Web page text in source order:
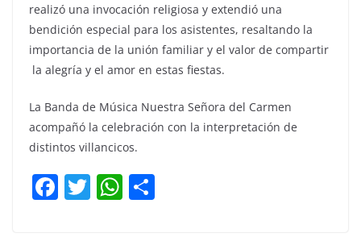
realizó una invocación religiosa y extendió una
bendición especial para los asistentes, resaltando la
importancia de la unión familiar y el valor de compartir
la alegría y el amor en estas fiestas.
La Banda de Música Nuestra Señora del Carmen
acompañó la celebración con la interpretación de
distintos villancicos.
F T W